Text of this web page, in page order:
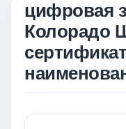
цифровая
Колорадо